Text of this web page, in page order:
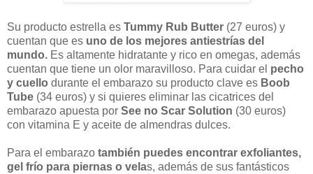
Su producto estrella es Tummy Rub Butter (27 euros) y
cuentan que es uno de los mejores antiestrías del
mundo. Es altamente hidratante y rico en omegas, además
cuentan que tiene un olor maravilloso. Para cuidar el pecho
y cuello durante el embarazo su producto clave es Boob
Tube (34 euros) y si quieres eliminar las cicatrices del
embarazo apuesta por See no Scar Solution (30 euros)
con vitamina E y aceite de almendras dulces.
Para el embarazo también puedes encontrar exfoliantes,
gel frío para piernas o velas, además de sus fantásticos